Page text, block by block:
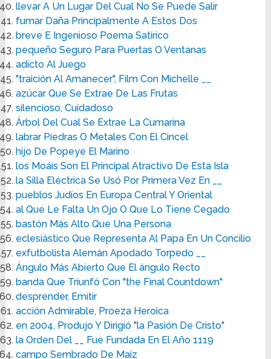
llevar A Un Lugar Del Cual No Se Puede Salir
fumar Daña Principalmente A Estos Dos
breve E Ingenioso Poema Satírico
pequeño Seguro Para Puertas O Ventanas
adicto Al Juego
"traición Al Amanecer", Film Con Michelle __
azúcar Que Se Extrae De Las Frutas
silencioso, Cuidadoso
Árbol Del Cual Se Extrae La Cumarina
labrar Piedras O Metales Con El Cincel
hijo De Popeye El Marino
los Moáis Son El Principal Atractivo De Esta Isla
la Silla Eléctrica Se Usó Por Primera Vez En __
pueblos Judíos En Europa Central Y Oriental
al Que Le Falta Un Ojo O Que Lo Tiene Cegado
bastón Más Alto Que Una Persona
eclesiástico Que Representa Al Papa En Un Concilio
exfutbolista Alemán Apodado Torpedo __
Ángulo Más Abierto Que El ángulo Recto
banda Que Triunfó Con "the Final Countdown"
desprender, Emitir
acción Admirable, Proeza Heroica
en 2004, Produjo Y Dirigió "la Pasión De Cristo"
la Orden Del __ Fue Fundada En El Año 1119
campo Sembrado De Maíz